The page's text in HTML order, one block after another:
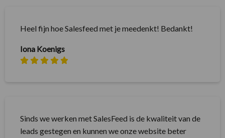
Heel fijn hoe Salesfeed met je meedenkt! Bedankt!
Iona Koenigs
Sinds we werken met SalesFeed is de kwaliteit van de
leads gestegen en kunnen we onze website beter